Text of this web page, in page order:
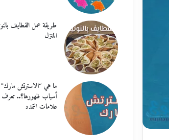
طريقة عمل القطايف
المنزل
ما هي “الاسترتش
أسباب ظهورها؟.. تعرف
علامات التمدد